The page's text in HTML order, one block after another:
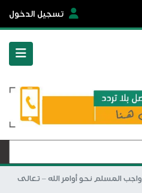
تسجيل الدخول
واجب المسلم نحو أوامر الله – تعالى